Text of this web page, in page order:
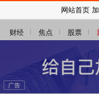
财经 焦点 股票
网站首页